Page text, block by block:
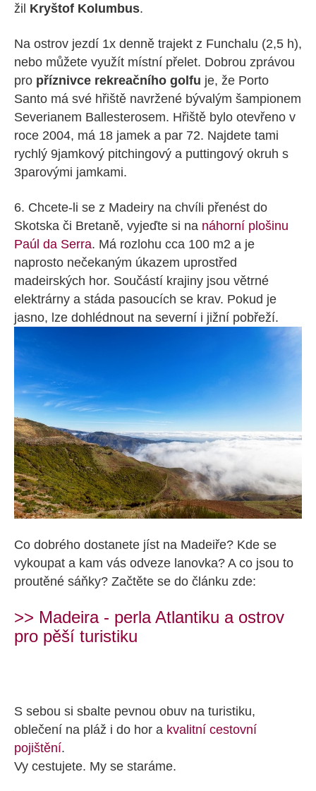
žil Kryštof Kolumbus.
Na ostrov jezdí 1x denně trajekt z Funchalu (2,5 h),
nebo můžete využít místní přelet. Dobrou zprávou
pro příznivce rekreačního golfu je, že Porto
Santo má své hřiště navržené bývalým šampionem
Severianem Ballesterosem. Hřiště bylo otevřeno v
roce 2004, má 18 jamek a par 72. Najdete tami
rychlý 9jamkový pitchingový a puttingový okruh s
3parovými jamkami.
6. Chcete-li se z Madeiry na chvíli přenést do
Skotska či Bretaně, vyjeďte si na náhorní plošinu
Paúl da Serra. Má rozlohu cca 100 m2 a je
naprosto nečekaným úkazem uprostřed
madeirských hor. Součástí krajiny jsou větrné
elektrárny a stáda pasoucích se krav. Pokud je
jasno, lze dohlédnout na severní i jižní pobřeží.
Co dobrého dostanete jíst na Madeiře? Kde se
vykoupat a kam vás odveze lanovka? A co jsou to
proutěné sáňky? Začtěte se do článku zde:
>> Madeira - perla Atlantiku a ostrov
pro pěší turistiku
S sebou si sbalte pevnou obuv na turistiku,
oblečení na pláž i do hor a kvalitní cestovní
pojištění.
Vy cestujete. My se staráme.